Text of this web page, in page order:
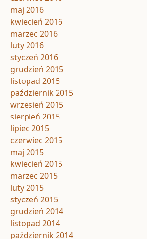
maj 2016
kwiecień 2016
marzec 2016
luty 2016
styczeń 2016
grudzień 2015
listopad 2015
październik 2015
wrzesień 2015
sierpień 2015
lipiec 2015
czerwiec 2015
maj 2015
kwiecień 2015
marzec 2015
luty 2015
styczeń 2015
grudzień 2014
listopad 2014
październik 2014